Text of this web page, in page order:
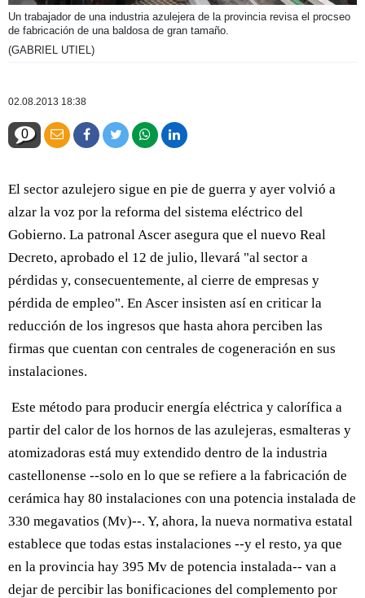
Un trabajador de una industria azulejera de la provincia revisa el procseo
de fabricación de una baldosa de gran tamaño.
(GABRIEL UTIEL)
02.08.2013 18:38
0
El sector azulejero sigue en pie de guerra y ayer volvió a
alzar la voz por la reforma del sistema eléctrico del
Gobierno. La patronal Ascer asegura que el nuevo Real
Decreto, aprobado el 12 de julio, llevará "al sector a
pérdidas y, consecuentemente, al cierre de empresas y
pérdida de empleo". En Ascer insisten así en criticar la
reducción de los ingresos que hasta ahora perciben las
firmas que cuentan con centrales de cogeneración en sus
instalaciones.
Este método para producir energía eléctrica y calorífica a
partir del calor de los hornos de las azulejeras, esmalteras y
atomizadoras está muy extendido dentro de la industria
castellonense --solo en lo que se refiere a la fabricación de
cerámica hay 80 instalaciones con una potencia instalada de
330 megavatios (Mv)--. Y, ahora, la nueva normativa estatal
establece que todas estas instalaciones --y el resto, ya que
en la provincia hay 395 Mv de potencia instalada-- van a
dejar de percibir las bonificaciones del complemento por